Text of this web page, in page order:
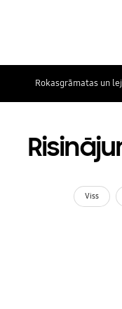
Rokasgrāmatas un
Viss